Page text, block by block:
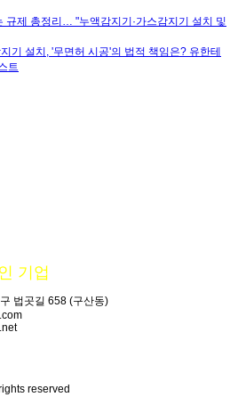
규제 총정리… "누액감지기·가스감지기 설치 및
기 설치, '무면허 시공'의 법적 책임은? 유한테
트
기업
법곳길 658 (구산동)
reserved